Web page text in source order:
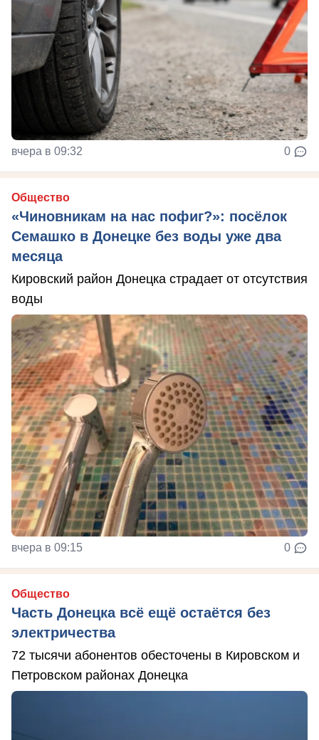
вчера в 09:32 0
Общество
«Чиновникам на нас пофиг?»: посёлок
Семашко в Донецке без воды уже два
месяца
Кировский район Донецка страдает от отсутствия
воды
вчера в 09:15 0
Общество
Часть Донецка всё ещё остаётся без
электричества
72 тысячи абонентов обесточены в Кировском и
Петровском районах Донецка